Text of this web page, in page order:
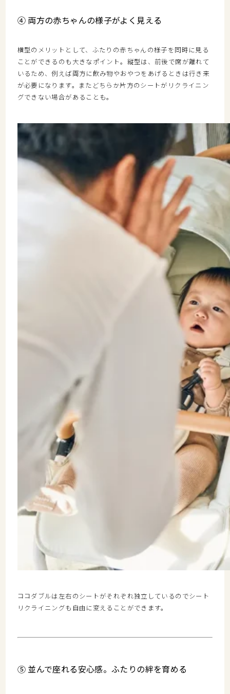
④ 両方の赤ちゃんの様子がよく見える
横型のメリットとして、 ふたりの赤ちゃんの様子を同時に見る
ことができる のも大きなポイント。縦型は、前後で席が離れて
いるため、例えば両方に飲み物やおやつをあげるときは行き来
が必要になります。またどちらか片方のシートがリクライニン
グできない場合があることも。
ココダブルは左右のシートがそれぞれ独立しているのでシート
リクライニングも自由に変えることができます。
⑤ 並んで座れる安心感。ふたりの絆を育める